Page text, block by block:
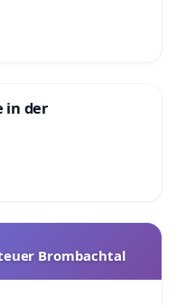
in der
Brombachtal